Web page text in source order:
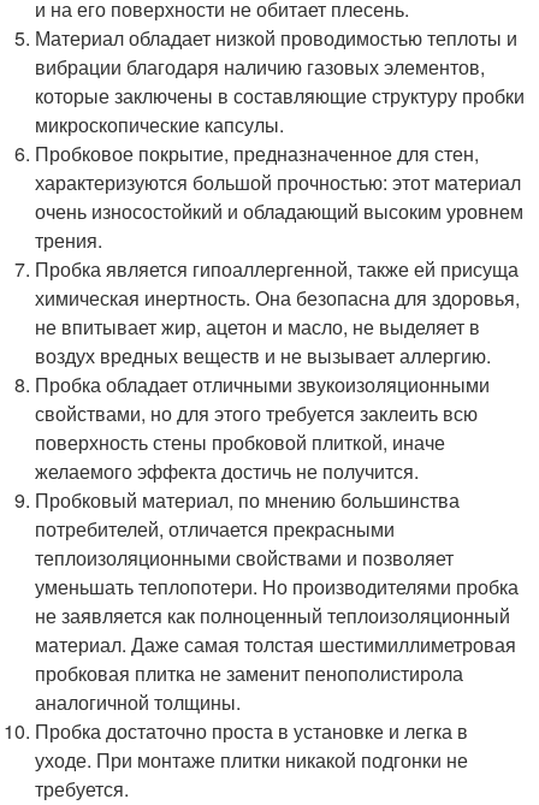
и на его поверхности не обитает плесень.
Материал обладает низкой проводимостью теплоты и
вибрации благодаря наличию газовых элементов,
которые заключены в составляющие структуру пробки
микроскопические капсулы.
Пробковое покрытие, предназначенное для стен,
характеризуются большой прочностью: этот материал
очень износостойкий и обладающий высоким уровнем
трения.
Пробка является гипоаллергенной, также ей присуща
химическая инертность. Она безопасна для здоровья,
не впитывает жир, ацетон и масло, не выделяет в
воздух вредных веществ и не вызывает аллергию.
Пробка обладает отличными звукоизоляционными
свойствами, но для этого требуется заклеить всю
поверхность стены пробковой плиткой, иначе
желаемого эффекта достичь не получится.
Пробковый материал, по мнению большинства
потребителей, отличается прекрасными
теплоизоляционными свойствами и позволяет
уменьшать теплопотери. Но производителями пробка
не заявляется как полноценный теплоизоляционный
материал. Даже самая толстая шестимиллиметровая
пробковая плитка не заменит пенополистирола
аналогичной толщины.
Пробка достаточно проста в установке и легка в
уходе. При монтаже плитки никакой подгонки не
требуется.